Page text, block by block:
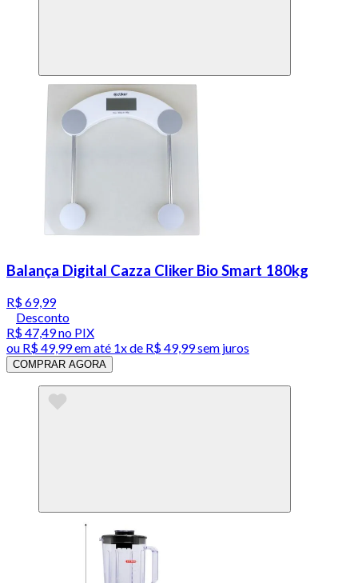
Balança Digital Cazza Cliker Bio Smart 180kg
R$ 69,99
Desconto
R$ 47,49no PIX
ou R$ 49,99em até 1x de R$ 49,99sem juros
COMPRAR AGORA